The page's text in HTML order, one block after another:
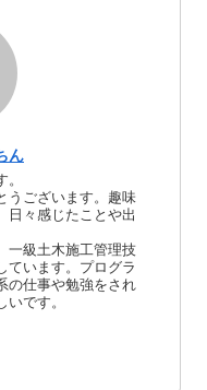
ん
うございます。趣味
日々感じたことや出
一級土木施工管理技
ています。プログラ
の仕事や勉強をされ
です。